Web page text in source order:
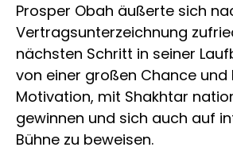
Prosper Obah äußerte sich
Vertragsunterzeichnung
nächsten Schritt in seiner
von einer großen Chance
Motivation, mit Shakhtar
gewinnen und sich auch auf
Bühne zu beweisen.